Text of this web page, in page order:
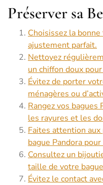
Préserver sa
Choisissez la
ajustement parfait.
Nettoyez
un chiffon doux
Évitez de porter
ménagères ou
Rangez vos
les rayures et les
Faites attention
bague Pandora
Consultez un
taille de votre
Évitez le contact